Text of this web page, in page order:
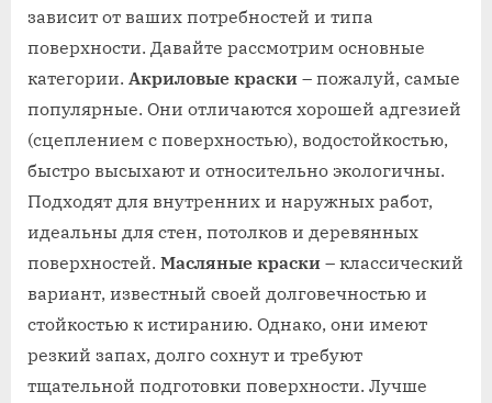
зависит от ваших потребностей и типа
поверхности. Давайте рассмотрим основные
категории. Акриловые краски – пожалуй, самые
популярные. Они отличаются хорошей адгезией
(сцеплением с поверхностью), водостойкостью,
быстро высыхают и относительно экологичны.
Подходят для внутренних и наружных работ,
идеальны для стен, потолков и деревянных
поверхностей. Масляные краски – классический
вариант, известный своей долговечностью и
стойкостью к истиранию. Однако, они имеют
резкий запах, долго сохнут и требуют
тщательной подготовки поверхности. Лучше